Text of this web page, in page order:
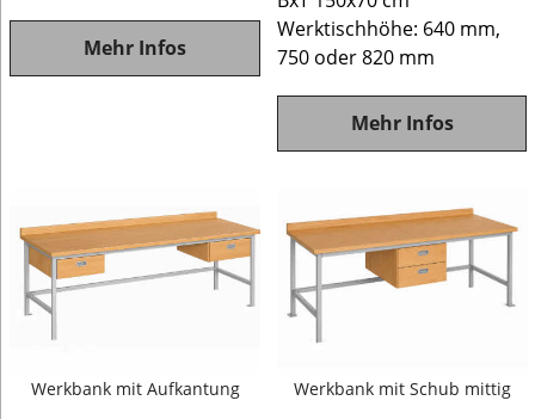
Mehr Infos
Werktischhöhe: 640 mm,
750 oder 820 mm
Mehr Infos
Werkbank mit Aufkantung Werkbank mit Schub mittig